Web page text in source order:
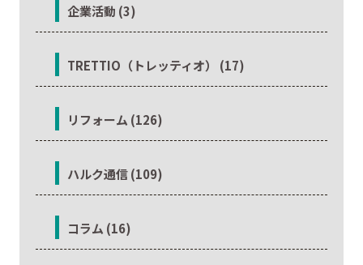
企業活動 (3)
TRETTIO（トレッティオ） (17)
リフォーム (126)
ハルク通信 (109)
コラム (16)